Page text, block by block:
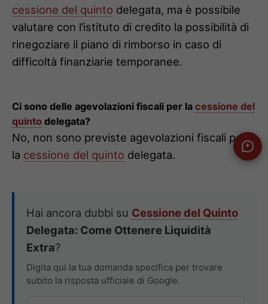
cessione del quinto delegata, ma è possibile
valutare con l’istituto di credito la possibilità di
rinegoziare il piano di rimborso in caso di
difficoltà finanziarie temporanee.
Ci sono delle agevolazioni fiscali per la cessione del
quinto delegata?
No, non sono previste agevolazioni fiscali per
la cessione del quinto delegata.
Hai ancora dubbi su Cessione del Quinto
Delegata: Come Ottenere Liquidità
Extra?
Digita qui la tua domanda specifica per trovare
subito la risposta ufficiale di Google.